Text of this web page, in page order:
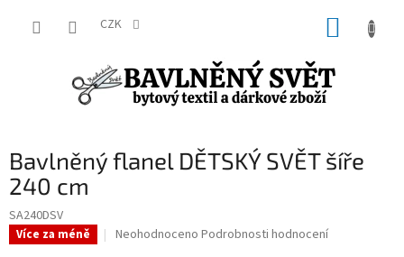
CZK
Bavlněný flanel DĚTSKÝ SVĚT šíře
240 cm
SA240DSV
Více za méně
Průměrné
Neohodnoceno Podrobnosti hodnocení